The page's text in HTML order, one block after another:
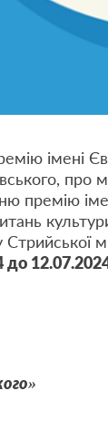
імені
про
премію
до